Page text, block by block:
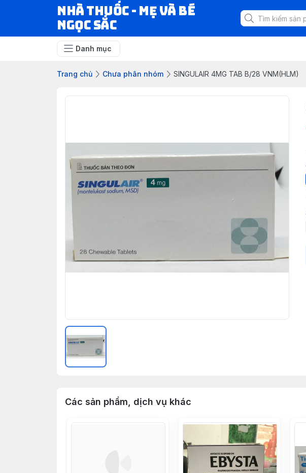
Nhà Thuốc - Mẹ và Bé
Ngọc Sắc
Danh mục
Trang chủ Chưa phân nhóm SINGULAIR 4MG TAB B/28 VNM(HLM)
Các sản phẩm, dịch vụ khác